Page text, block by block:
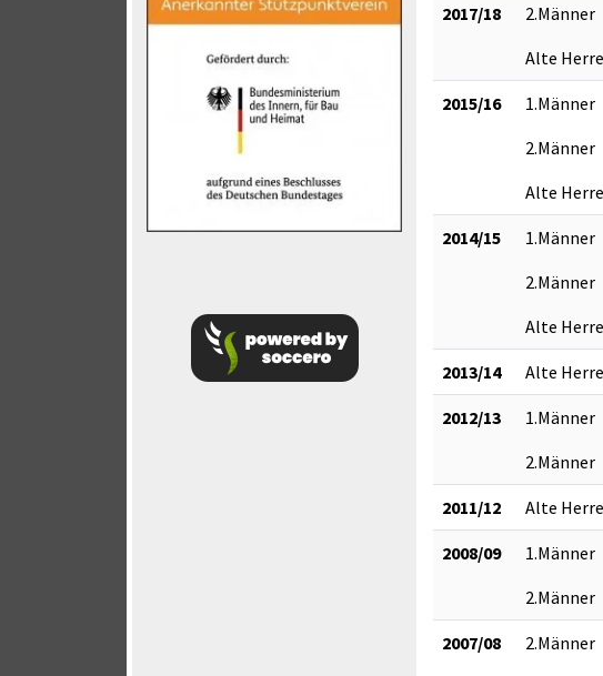
2017/18 2.Männer
Alte
2015/16 1.Männer
2.Männer
Alte
2014/15 1.Männer
2.Männer
Alte
2013/14 Alte
2012/13 1.Männer
2.Männer
2011/12 Alte
2008/09 1.Männer
2.Männer
2007/08 2.Männer